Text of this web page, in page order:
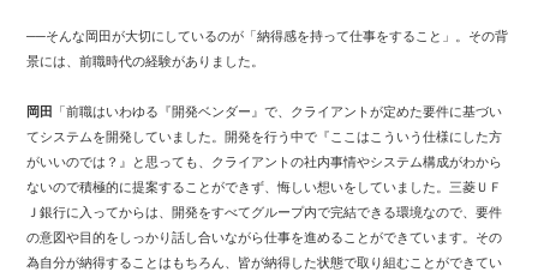
──そんな岡田が大切にしているのが「納得感を持って仕事をすること」。その背
景には、前職時代の経験がありました。
岡田
「前職はいわゆる『開発ベンダー』で、クライアントが定めた要件に基づい
てシステムを開発していました。開発を行う中で『ここはこういう仕様にした方
がいいのでは？』と思っても、クライアントの社内事情やシステム構成がわから
ないので積極的に提案することができず、悔しい想いをしていました。三菱ＵＦ
Ｊ銀行に入ってからは、開発をすべてグループ内で完結できる環境なので、要件
の意図や目的をしっかり話し合いながら仕事を進めることができています。その
為自分が納得することはもちろん、皆が納得した状態で取り組むことができてい